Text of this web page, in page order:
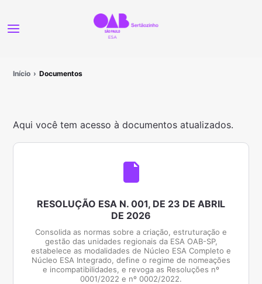
Início Documentos
Aqui você tem acesso à documentos atualizados.
RESOLUÇÃO ESA N. 001, DE 23 DE ABRIL
DE 2026
Consolida as normas sobre a criação, estruturação e
gestão das unidades regionais da ESA OAB-SP,
estabelece as modalidades de Núcleo ESA Completo e
Núcleo ESA Integrado, define o regime de nomeações
e incompatibilidades, e revoga as Resoluções nº
0001/2022 e nº 0002/2022.